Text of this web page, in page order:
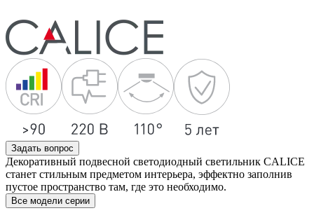
Задать вопрос
Декоративный подвесной светодиодный светильник CALICE
станет стильным предметом интерьера, эффектно заполнив
пустое пространство там, где это необходимо.
Все модели серии